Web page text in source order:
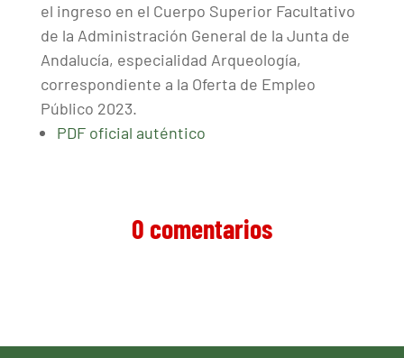
el ingreso en el Cuerpo Superior Facultativo
de la Administración General de la Junta de
Andalucía, especialidad Arqueología,
correspondiente a la Oferta de Empleo
Público 2023.
PDF oficial auténtico
0 comentarios